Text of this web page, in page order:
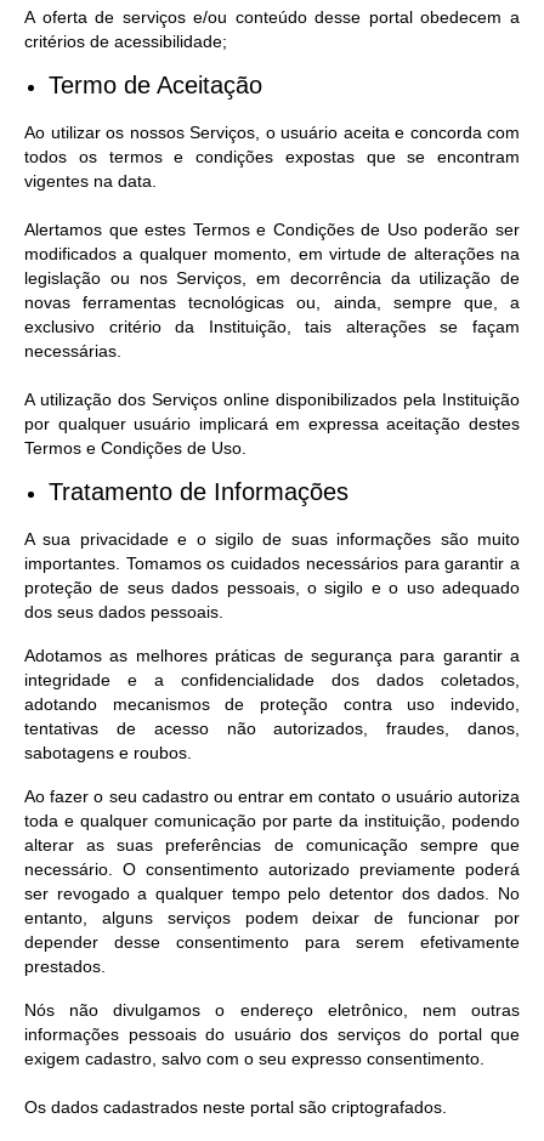
A oferta de serviços e/ou conteúdo desse portal obedecem a
critérios de acessibilidade;
Termo de Aceitação
Ao utilizar os nossos Serviços, o usuário aceita e concorda com
todos os termos e condições expostas que se encontram
vigentes na data.
Alertamos que estes Termos e Condições de Uso poderão ser
modificados a qualquer momento, em virtude de alterações na
legislação ou nos Serviços, em decorrência da utilização de
novas ferramentas tecnológicas ou, ainda, sempre que, a
exclusivo critério da Instituição, tais alterações se façam
necessárias.
A utilização dos Serviços online disponibilizados pela Instituição
por qualquer usuário implicará em expressa aceitação destes
Termos e Condições de Uso.
Tratamento de Informações
A sua privacidade e o sigilo de suas informações são muito
importantes. Tomamos os cuidados necessários para garantir a
proteção de seus dados pessoais, o sigilo e o uso adequado
dos seus dados pessoais.
Adotamos as melhores práticas de segurança para garantir a
integridade e a confidencialidade dos dados coletados,
adotando mecanismos de proteção contra uso indevido,
tentativas de acesso não autorizados, fraudes, danos,
sabotagens e roubos.
Ao fazer o seu cadastro ou entrar em contato o usuário autoriza
toda e qualquer comunicação por parte da instituição, podendo
alterar as suas preferências de comunicação sempre que
necessário. O consentimento autorizado previamente poderá
ser revogado a qualquer tempo pelo detentor dos dados. No
entanto, alguns serviços podem deixar de funcionar por
depender desse consentimento para serem efetivamente
prestados.
Nós não divulgamos o endereço eletrônico, nem outras
informações pessoais do usuário dos serviços do portal que
exigem cadastro, salvo com o seu expresso consentimento.
Os dados cadastrados neste portal são criptografados.